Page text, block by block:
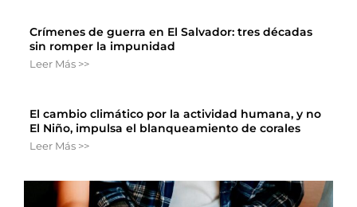
Crímenes de guerra en El Salvador: tres décadas
sin romper la impunidad
Leer Más >>
El cambio climático por la actividad humana, y no
El Niño, impulsa el blanqueamiento de corales
Leer Más >>